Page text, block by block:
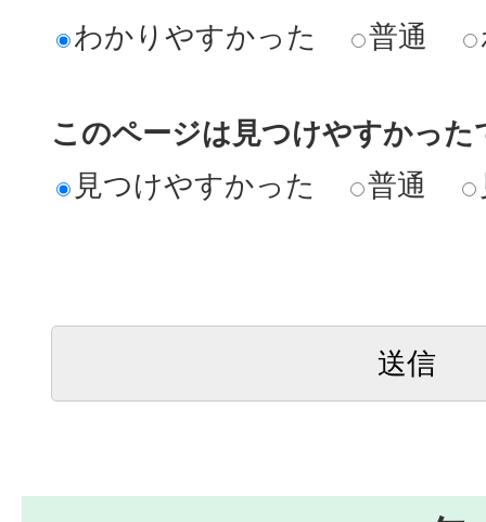
わかりやすかった
普通
このページは見つけやすかった
見つけやすかった
普通